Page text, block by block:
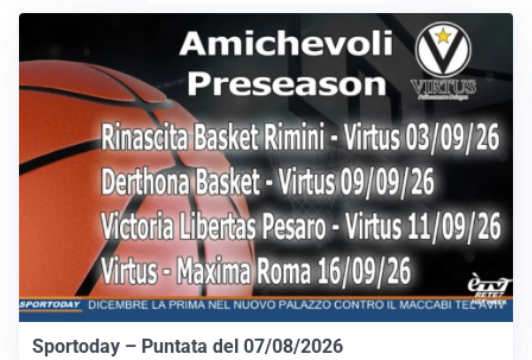
Sportoday – Puntata del 07/08/2026